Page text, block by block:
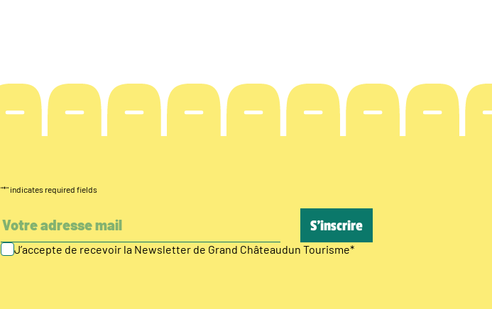
"*" indicates required fields
J’accepte de recevoir la Newsletter de Grand Châteaudun Tourisme*